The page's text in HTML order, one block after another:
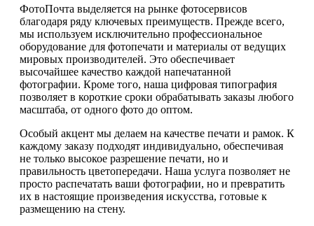
ФотоПочта выделяется на рынке фотосервисов
благодаря ряду ключевых преимуществ. Прежде всего,
мы используем исключительно профессиональное
оборудование для фотопечати и материалы от ведущих
мировых производителей. Это обеспечивает
высочайшее качество каждой напечатанной
фотографии. Кроме того, наша цифровая типография
позволяет в короткие сроки обрабатывать заказы любого
масштаба, от одного фото до оптом.
Особый акцент мы делаем на качестве печати и рамок. К
каждому заказу подходят индивидуально, обеспечивая
не только высокое разрешение печати, но и
правильность цветопередачи. Наша услуга позволяет не
просто распечатать ваши фотографии, но и превратить
их в настоящие произведения искусства, готовые к
размещению на стену.